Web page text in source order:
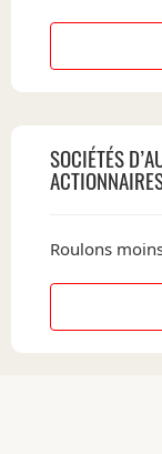
SOCIÉTÉS
Roulons